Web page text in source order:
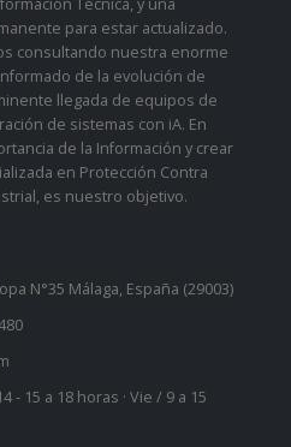
para estar actualizado.
consultando nuestra enorme
de la evolución de
llegada de equipos de
de sistemas con iA. En
de la Información y crear
en Protección Contra
es nuestro objetivo.
N°35 Málaga, España (29003)
- 15 a 18 horas · Vie / 9 a 15